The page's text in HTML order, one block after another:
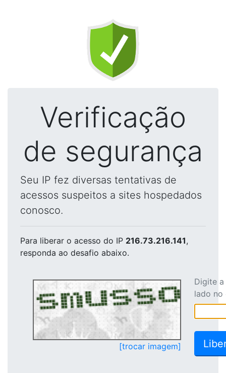
Verificação
de segurança
Seu IP fez diversas tentativas de
acessos suspeitos a sites hospedados
conosco.
Para liberar o acesso do IP 216.73.216.141,
responda ao desafio abaixo.
[trocar imagem]
Digite
lado no